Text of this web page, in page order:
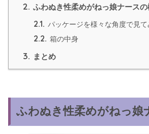
2. ふわぬき性柔めがねっ娘ナース
2.1. パッケージを様々な角度で見て
2.2. 箱の中身
3. まとめ
ふわぬき性柔めがねっ娘